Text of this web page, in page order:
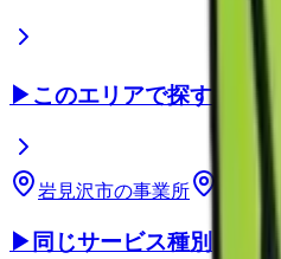
▶このエリアで探す
岩見沢市の事業所 北海道
▶ 同じサービス種別